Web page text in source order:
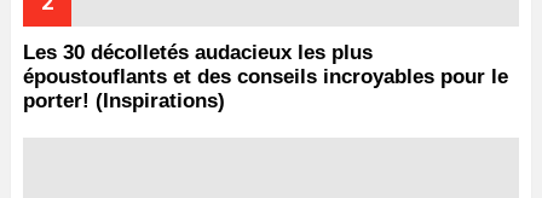
Les 30 décolletés audacieux les plus
époustouflants et des conseils incroyables pour le
porter! (Inspirations)